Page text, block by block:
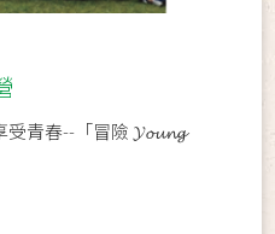
受青春--「冒險 𝓨𝓸𝓾𝓷𝓰